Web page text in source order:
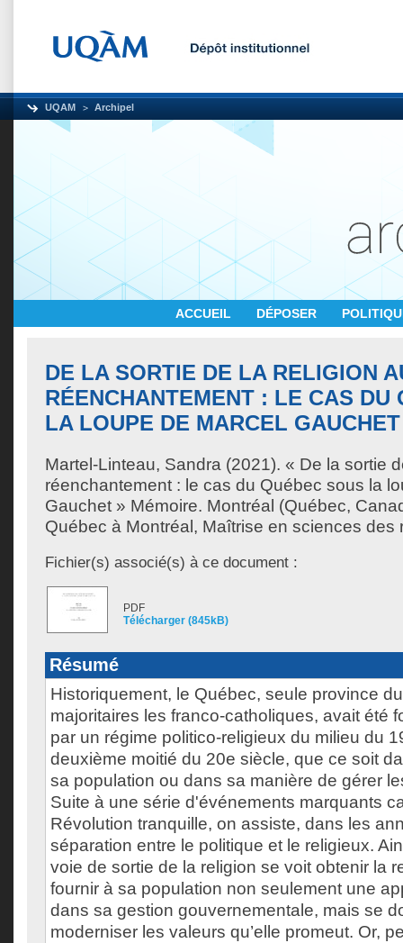
UQAM Archipel
ACCUEIL DÉPOSER
DE LA SORTIE DE LA RELIGION
RÉENCHANTEMENT : LE CAS DU
LA LOUPE DE MARCEL GAUCHET
Martel-Linteau, Sandra (2021). « De la sortie
réenchantement : le cas du Québec sous la
Gauchet » Mémoire. Montréal (Québec,
Québec à Montréal, Maîtrise en sciences des
Fichier(s) associé(s) à ce document :
PDF
Télécharger (845kB)
Résumé
Historiquement, le Québec, seule province
majoritaires les franco-catholiques, avait été
par un régime politico-religieux du milieu du
deuxième moitié du 20e siècle, que ce soit
sa population ou dans sa manière de gérer
Suite à une série d'événements marquants
Révolution tranquille, on assiste, dans les
séparation entre le politique et le religieux.
voie de sortie de la religion se voit obtenir la
fournir à sa population non seulement une
dans sa gestion gouvernementale, mais se
moderniser les valeurs qu’elle promeut. Or,